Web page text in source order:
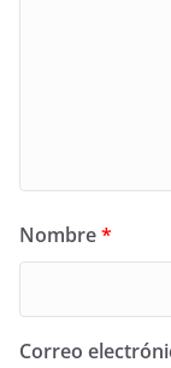
Nombre*
Correo